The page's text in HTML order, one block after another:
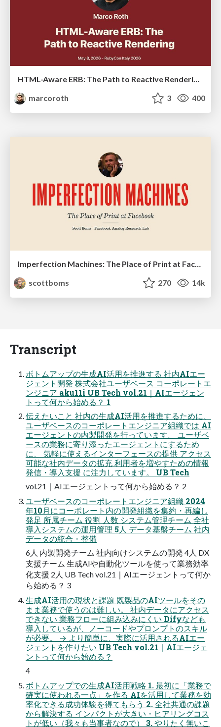
HTML-Aware ERB: The Path to Reactive Rendering @ RubyCon 2026, Rimini, Italy
marcoroth
3 400
scottboms
270 14k
Transcript
ボトムアップの生成AI活用を推進する 社内AIエー
ジェント開発 株式会社ユーザベース コーポレートエ
ンジニア aku11i UB Tech vol.21｜AIエージェン
トって何から始める？ 1
伝えたいこと 社内の生成AI活用を推進するために、
ユーザベースのコーポレートエンジニア組織では AI
エージェントの内製開発を行っています。 ユーザベ
ースの業務に寄り添ったエージェントにするため
に、 気軽に使えるインターフェースの提供 アクセス
可能な社内データの拡充 利用者を増やすための情報
発信・導入支援 に注力しています。 UB Tech
vol.21｜AIエージェントって何から始める？ 2
ユーザベースのコーポレートエンジニア組織 2024
年10月にコーポレート内の開発組織を集約・再編し
発足 所属チーム 役割 人数 システム管理チーム 全社
導入システムの運用管理 5人 データ基盤チーム 社内
データの統合・整備
6人 内製開発チーム 社内向けシステムの開発 4人 DX
支援チーム 生成AIや自動化ツールを使って業務効率
化支援 2人 UB Tech vol.21｜AIエージェントって何か
ら始める？ 3
生成AI活用の現状と課題 既製品のAIツールをその
まま業務で使うのは難しい。 社内データにアクセス
できない 業務フローに組み込みにくい Difyなども
導入しているが、ノーコードやプロンプトのスキル
が必要。 → より簡単に、実際に活用されるAIエー
ジェントを作りたい UB Tech vol.21｜AIエージェ
ントって何から始める？
4
ボトムアップでの生成AI活用戦略 1. 最初に「業務で
確実に使われる一点」を作る AIを活用して業務を効
率化できる成功体験を得てもらう 2. 全社共通の課題
から解決する インパクトが大きい・ヒアリングコス
トが低い（我々も当事者なので） 3. やりたく無いこ